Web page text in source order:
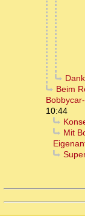
Beim
10:44
Mit